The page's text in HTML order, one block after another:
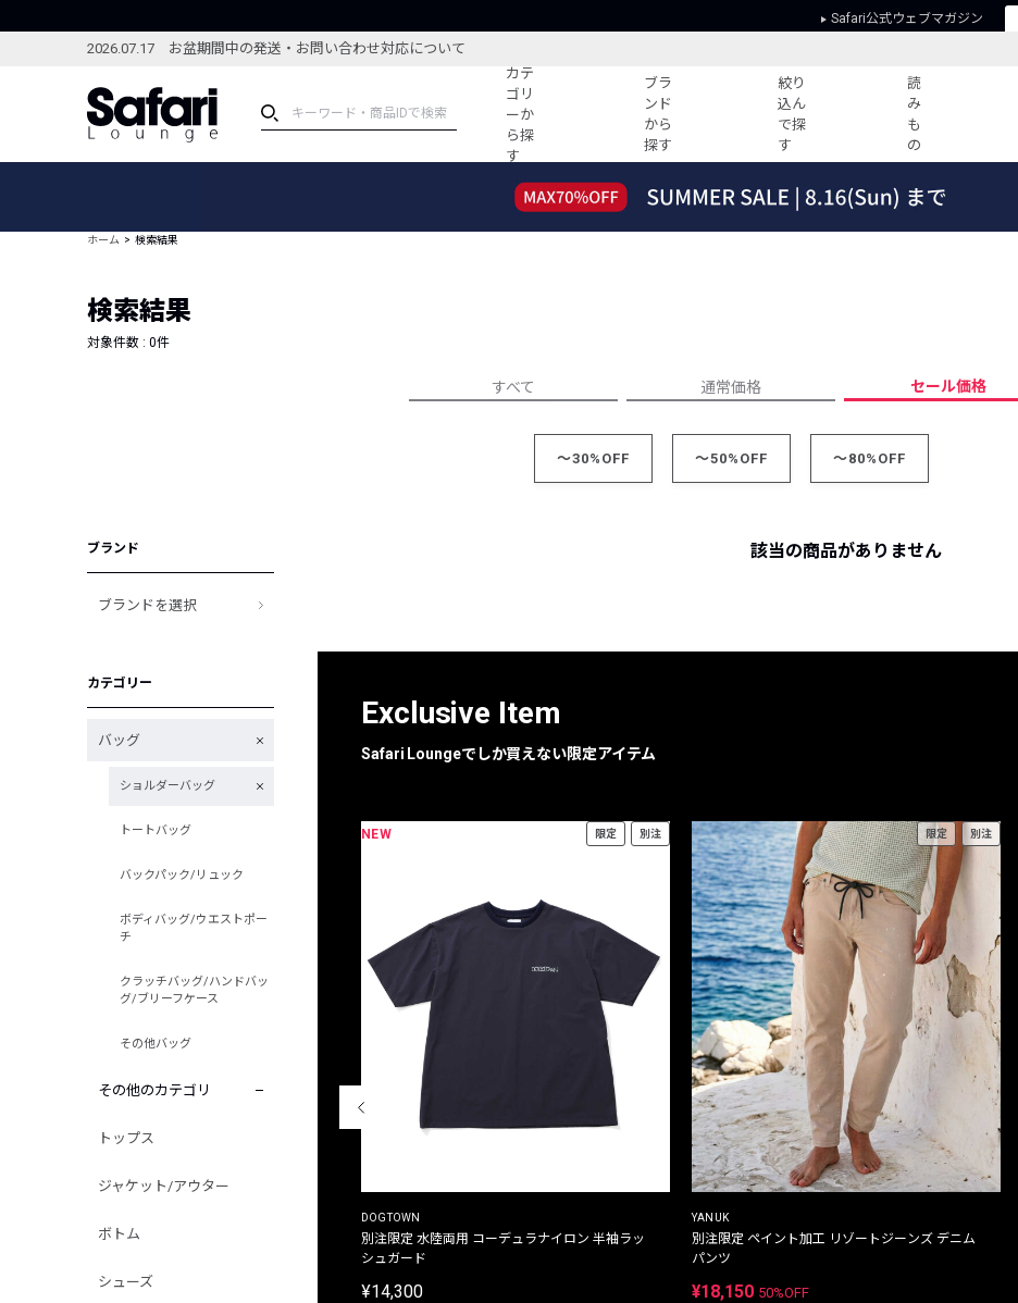
Safari公式ウェブマガジン
2026.07.17 お盆期間中の発送・お問い合わせ対応について
カテ
ゴリ
ーか
ら探
す
ブラ
ンド
から
探す
絞り
込ん
で探
す
読
み
も
の
ブランドから探す
新着アイテム
編集部のおすすめアイテム
すべての記事
人気記事ランキング
ウィークリーコーデ
プライバシーポリシー
ホーム 検索結果
検索結果
対象件数 : 0件
すべて 通常価格 セール価格
～30%OFF ～50%OFF ～80%OFF
ブランド
ブランドを選択
カテゴリー
バッグ
ショルダーバッグ
トートバッグ
バックパック/リュック
ボディバッグ/ウエストポー
チ
クラッチバッグ/ハンドバッ
グ/ブリーフケース
その他バッグ
その他のカテゴリ
トップス
ジャケット/アウター
ボトム
シューズ
該当の商品がありません
Exclusive Item
Safari Loungeでしか買えない限定アイテム
別注限定 ピグメントダイ バックプリント サーフ
NEW 限定 別注
DOGTOWN
別注限定 水陸両用 コーデュラナイロン 半袖ラッ
シュガード
¥14,300
限定 別注
YANUK
別注限定 ペイント加工 リゾートジーンズ デニム
パンツ
¥18,150 50%OFF